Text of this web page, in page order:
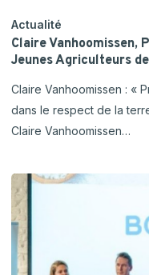
Actualité
Claire Vanhoomissen,
Jeunes Agriculteurs
Claire Vanhoomissen : «
dans le respect de la
Claire Vanhoomissen…